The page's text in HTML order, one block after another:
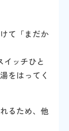
て「まだか
イッチひと
をはってく
るため、他